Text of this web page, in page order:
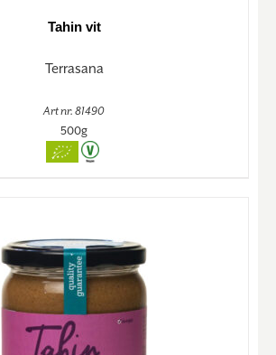
Tahin vit
Terrasana
Art nr. 81490
500g